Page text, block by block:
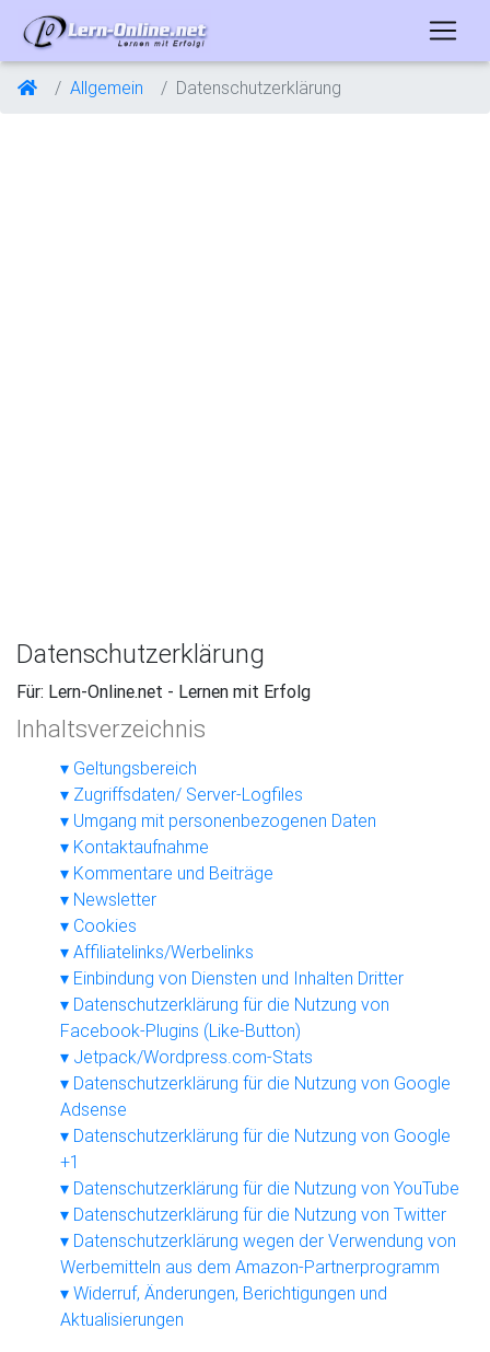
Allgemein Datenschutzerklärung
Datenschutzerklärung
Für: Lern-Online.net - Lernen mit Erfolg
Inhaltsverzeichnis
Geltungsbereich
Zugriffsdaten/ Server-Logfiles
Umgang mit personenbezogenen Daten
Kontaktaufnahme
Kommentare und Beiträge
Newsletter
Cookies
Affiliatelinks/Werbelinks
Einbindung von Diensten und Inhalten Dritter
Datenschutzerklärung für die Nutzung von
Facebook-Plugins (Like-Button)
Jetpack/Wordpress.com-Stats
Datenschutzerklärung für die Nutzung von Google
Adsense
Datenschutzerklärung für die Nutzung von Google
+1
Datenschutzerklärung für die Nutzung von YouTube
Datenschutzerklärung für die Nutzung von Twitter
Datenschutzerklärung wegen der Verwendung von
Werbemitteln aus dem Amazon-Partnerprogramm
Widerruf, Änderungen, Berichtigungen und
Aktualisierungen